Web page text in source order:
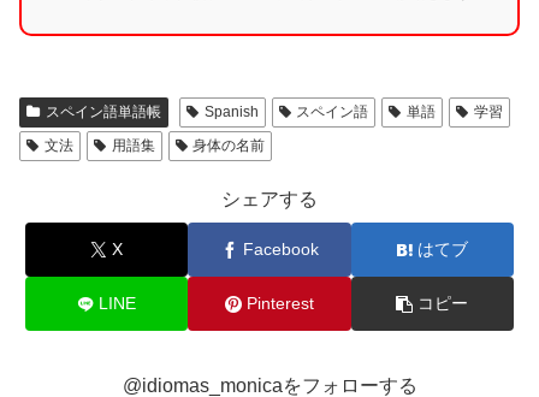
スペイン語単語帳 Spanish スペイン語 単語
学習
文法
用語集 身体の名前
シェアする
X Facebook はてブ
LINE Pinterest コピー
@idiomas_monicaをフォローする